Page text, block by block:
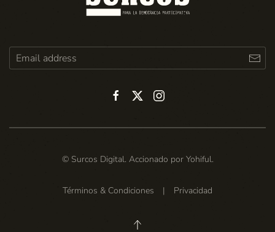
© Surcos Digital. Accionado por Yohiful.
Términos & Condiciones | Privacidad